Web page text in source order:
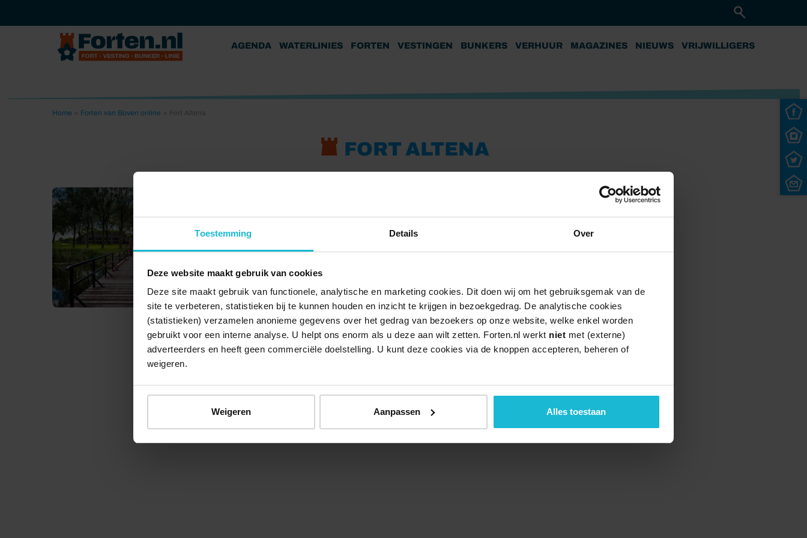
Toestemming Details Over
Deze website maakt gebruik van cookies
Deze site maakt gebruik van functionele, analytische en marketing cookies. Dit doen wij om het gebruiksgemak van de
site te verbeteren, statistieken bij te kunnen houden en inzicht te krijgen in bezoekgedrag. De analytische cookies
(statistieken) verzamelen anonieme gegevens over het gedrag van bezoekers op onze website, welke enkel worden
gebruikt voor een interne analyse. U helpt ons enorm als u deze aan wilt zetten. Forten.nl werkt niet met (externe)
adverteerders en heeft geen commerciële doelstelling. U kunt deze cookies via de knoppen accepteren, beheren of
weigeren.
Weigeren Aanpassen Alles toestaan
AGENDA WATERLINIES FORTEN VESTINGEN BUNKERS VERHUUR MAGAZINES NIEUWS VRIJWILLIGERS
Home Forten van Boven online
FORT ALTENA
© 2026 Stichting Forten Nederland Over ons Doneer nu Disclaimer Contact Forten.nl wordt ondersteund door de